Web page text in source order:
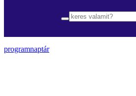
programnaptár